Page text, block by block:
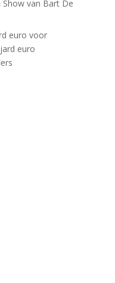
Show van Bart De
euro voor
euro